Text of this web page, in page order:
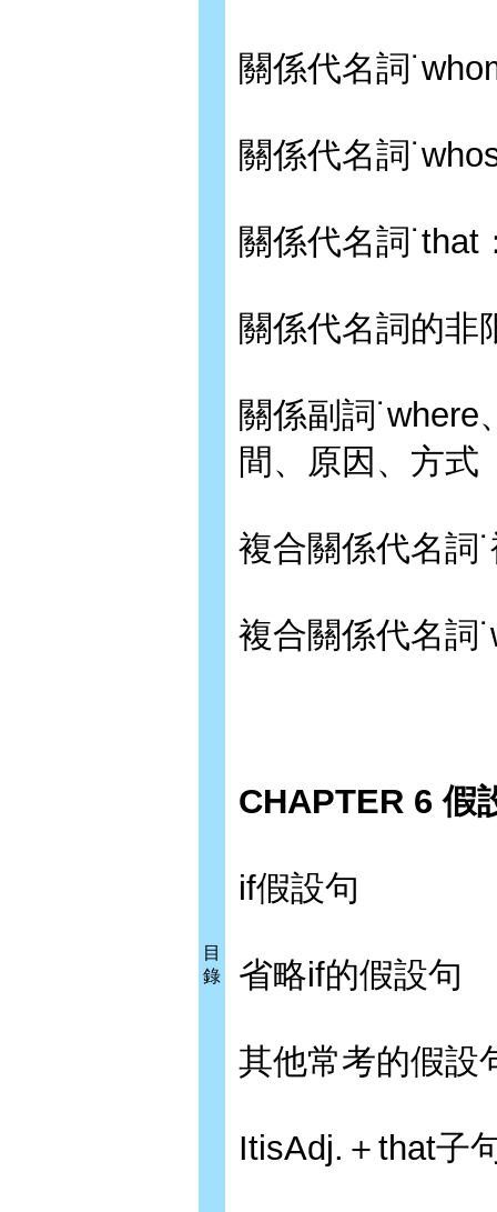
目
錄
關係代名詞
關係代名詞
關係代名詞
關係代名詞的非
關係副詞
間、原因、方式
複合關係代名詞
複合關係代名詞
CHAPTER 6 假
if假設句
省略if的假設句
其他常考的假設
ItisAdj.＋that子